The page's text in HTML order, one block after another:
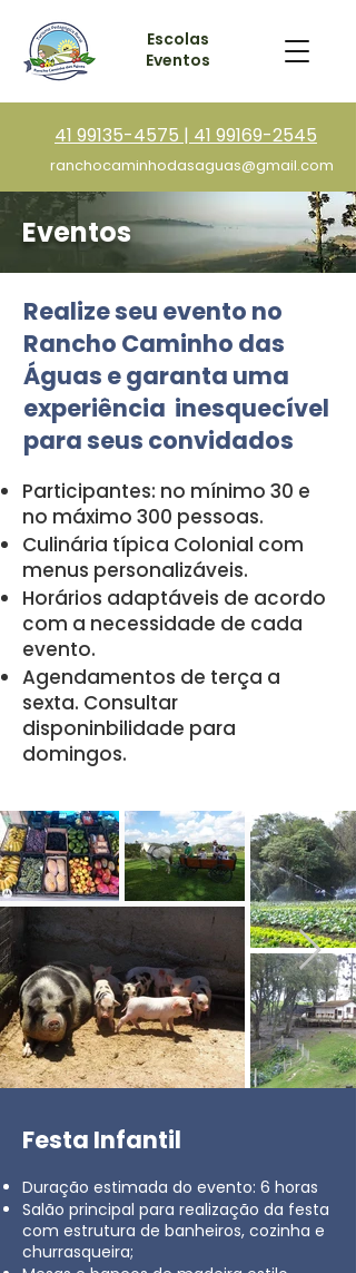
41 99135-4575 | 41 99169-2545
ranchocaminhodasaguas@gmail.com
Escolas
Eventos
Eventos
Realize seu evento no
Rancho Caminho das
Águas e garanta uma
experiência inesquecível
para seus convidados
Participantes: no mínimo 30 e
no máximo 300 pessoas.
Culinária típica Colonial com
menus personalizáveis.
Horários adaptáveis de acordo
com a necessidade de cada
evento.
Agendamentos de terça a
sexta. Consultar
disponinbilidade para
domingos.
Festa Infantil
Duração estimada do evento: 6 horas
Salão principal para realização da festa
com estrutura de banheiros, cozinha e
churrasqueira;